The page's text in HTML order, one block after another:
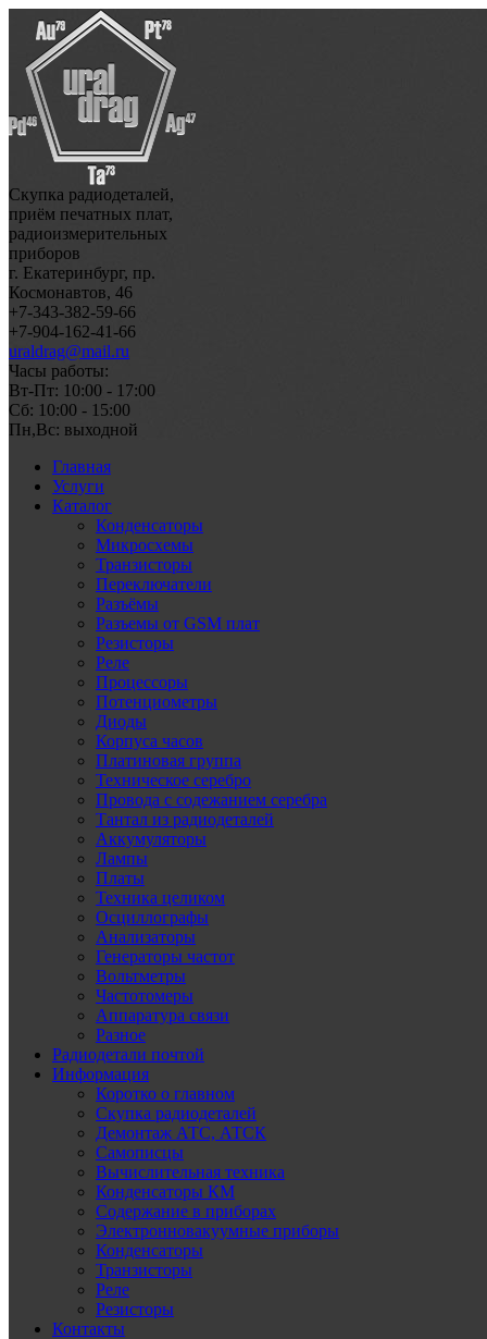
Скупка радиодеталей,
приём печатных плат,
радиоизмерительных
приборов
г. Екатеринбург, пр.
Космонавтов, 46
+7-343-382-59-66
+7-904-162-41-66
uraldrag@mail.ru
Часы работы:
Вт-Пт: 10:00 - 17:00
Сб: 10:00 - 15:00
Пн,Вс: выходной
Главная
Услуги
Каталог
Конденсаторы
Микросхемы
Транзисторы
Переключатели
Разъёмы
Разъемы от GSM плат
Резисторы
Реле
Процессоры
Потенциометры
Диоды
Корпуса часов
Платиновая группа
Техническое серебро
Провода с содежанием серебра
Тантал из радиодеталей
Аккумуляторы
Лампы
Платы
Техника целиком
Осциллографы
Анализаторы
Генераторы частот
Вольтметры
Частотомеры
Аппаратура связи
Разное
Радиодетали почтой
Информация
Коротко о главном
Скупка радиодеталей
Демонтаж АТС, АТСК
Самописцы
Вычислительная техника
Конденсаторы КМ
Содержание в приборах
Электронновакуумные приборы
Конденсаторы
Транзисторы
Реле
Резисторы
Контакты